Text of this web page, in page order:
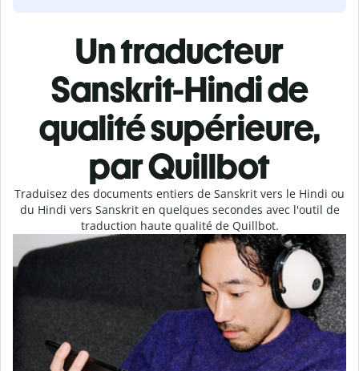
Un traducteur
Sanskrit-Hindi de
qualité supérieure,
par Quillbot
Traduisez des documents entiers de Sanskrit vers le Hindi ou
du Hindi vers Sanskrit en quelques secondes avec l'outil de
traduction haute qualité de Quillbot.